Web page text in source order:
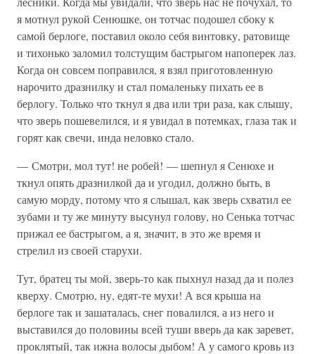
я мотнул рукой Сенюшке, он тотчас подошел сбоку к
самой берлоге, поставил около себя винтовку, ратовище
и тихонько заломил толстущим бастрыгом напоперек лаз.
Когда он совсем поправился, я взял приготовленную
нарочито дразнилку и стал помаленьку пихать ее в
берлогу. Только что ткнул я два или три раза, как слышу,
что зверь пошевелился, и я увидал в потемках, глаза так и
горят как свечи, инда неловко стало.
— Смотри, мол тут! не робей! — шепнул я Сенюхе и
ткнул опять дразнилкой да и угодил, должно быть, в
самую морду, потому что я слышал, как зверь схватил ее
зубами и ту же минуту высунул голову, но Сенька тотчас
прижал ее бастрыгом, а я, значит, в это же время и
стрелил из своей старухи.
Тут, братец ты мой, зверь-то как пыхнул назад да и полез
кверху. Смотрю, ну, едят-те мухи! А вся крыша на
берлоге так и зашаталась, снег повалился, а из него и
выставился до половины всей туши вверь да как заревет,
проклятый, так ижна волосы дыбом! А у самого кровь из